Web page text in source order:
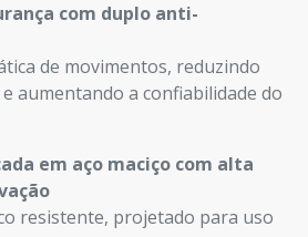
com duplo anti-
de movimentos, reduzindo
aumentando a confiabilidade do
em aço maciço com alta
resistente, projetado para uso